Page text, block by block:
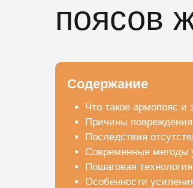
поясов
Содержание
Что такое армопояс и
Причины
Последствия
Современные методы
Пошаговая
Особенности